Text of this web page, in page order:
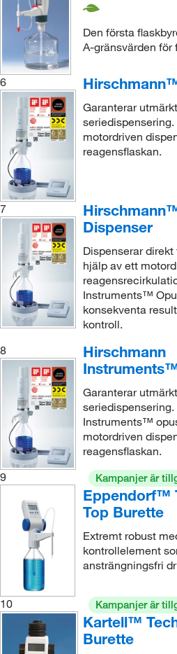
Den första
A-gränsvärden för
6
Garanterar
motordriven
reagensflaskan.
7
Dispenser
Dispenserar
hjälp av ett
Instruments™
konsekventa
kontroll.
8
Hirschmann
Garanterar
Instruments™
motordriven
reagensflaskan.
9
Kampanjer är
Eppendorf™
Top Burette
Extremt robust
kontrollelement
ansträngningsfri
10 Kampanjer är
Kartell™
Burette